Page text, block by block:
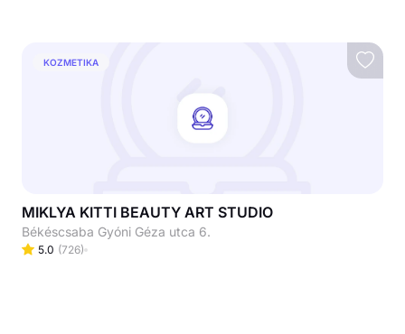
KOZMETIKA
MIKLYA KITTI BEAUTY ART STUDIO
Békéscsaba Gyóni Géza utca 6.
5.0 (726)